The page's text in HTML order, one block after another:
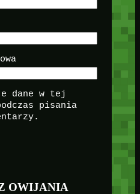
dane w tej
pisania
OWIJANIA